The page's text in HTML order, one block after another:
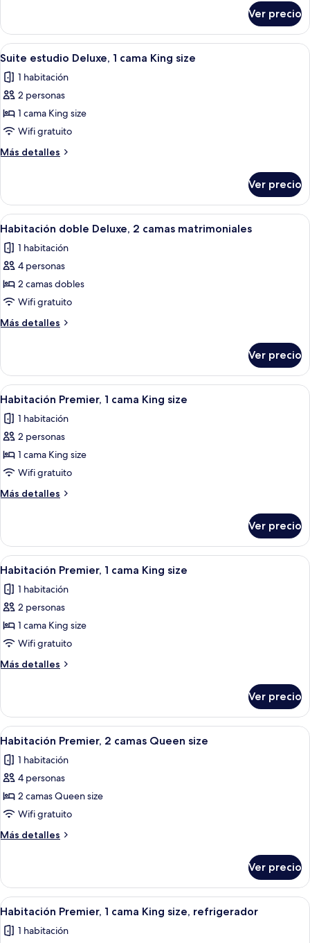
Queen
size
Deluxe,
cama
size
Ver precio
Abrir
todas
las
fotos
de
Suite
estudio
Deluxe,
cama
King
size
Habitación de hotel con una cama
2
Suite estudio Deluxe, 1 cama King size
1 habitación
2 personas
1 cama King size
Wifi gratuito
Más detalles
Más
estudio
Deluxe,
1
King
size
Ver precio
Abrir
todas
las
fotos
de
Habitación
doble
Deluxe,
camas
matrimoniales
Habitación de hotel con dos camas,
2
Habitación doble Deluxe, 2 camas matrimoniales
1 habitación
4 personas
2 camas dobles
Wifi gratuito
Más detalles
Más
doble
Deluxe,
2
matrimoniales
Ver precio
Abrir
todas
las
fotos
de
Habitación
Premier,
1
King
size
Una habitación de hotel moderna
1
Habitación Premier, 1 cama King size
1 habitación
2 personas
1 cama King size
Wifi gratuito
Más detalles
Más
Premier,
cama
size
Ver precio
Abrir
todas
las
fotos
de
Habitación
Premier,
1
King
size
Una habitación de hotel moderna
1
Habitación Premier, 1 cama King size
1 habitación
2 personas
1 cama King size
Wifi gratuito
Más detalles
Más
Premier,
cama
size
Ver precio
Abrir
todas
las
fotos
de
Habitación
Premier,
2
Queen
size
Habitación de hotel con dos camas,
1
Habitación Premier, 2 camas Queen size
1 habitación
4 personas
2 camas Queen size
Wifi gratuito
Más detalles
Más
Premier,
camas
size
Ver precio
Abrir
todas
las
Una habitación de hotel con una
1
Habitación Premier, 1 cama King size, refrigerador
1 habitación